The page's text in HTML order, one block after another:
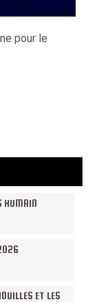
pour le
HUMAIN
ET LES